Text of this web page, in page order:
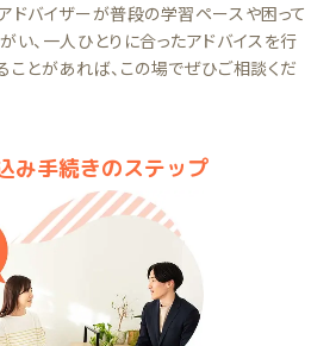
ドバイザーが普段の学習ペースや困って
い、一人ひとりに合ったアドバイスを行
ことがあれば、この場でぜひご相談くだ
み手続きのステップ